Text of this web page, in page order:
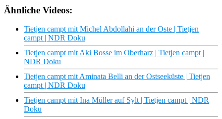
Ähnliche Videos:
Tietjen campt mit Michel Abdollahi an der Oste | Tietjen
campt | NDR Doku
Tietjen campt mit Aki Bosse im Oberharz | Tietjen campt |
NDR Doku
Tietjen campt mit Aminata Belli an der Ostseeküste | Tietjen
campt | NDR Doku
Tietjen campt mit Ina Müller auf Sylt | Tietjen campt | NDR
Doku